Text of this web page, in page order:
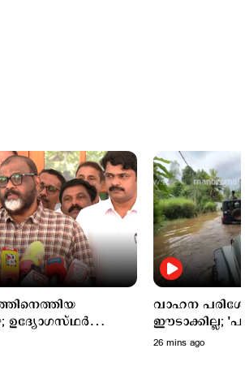
കൂടുതല്‍ വകുപ്പുകള്‍
തേടി പൊലീസ്
ഉദ്യോഗസ്ഥര്‍
വാഹന
ഈടാക്കില്ല;
26 mins ago